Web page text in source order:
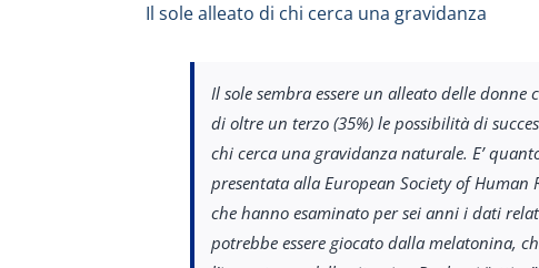
Il sole alleato di chi cerca una gravidanza
Il sole sembra essere un alleato delle
di oltre un terzo (35%) le possibilità di
chi cerca una gravidanza naturale. E’
presentata alla European Society of Human
che hanno esaminato per sei anni i dati
potrebbe essere giocato dalla melatonina,